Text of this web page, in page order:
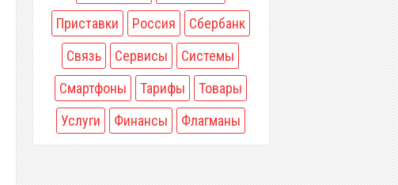
Приставки
Россия
Сбербанк
Связь
Сервисы
Системы
Смартфоны
Тарифы
Товары
Услуги
Финансы Флагманы